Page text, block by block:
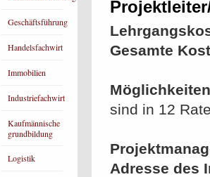
Gesamte
sind in 12
Adresse des
Geschäftsführung
Handelsfachwirt
Immobilien
Industriefachwirt
Kaufmännische
grundbildung
Logistik